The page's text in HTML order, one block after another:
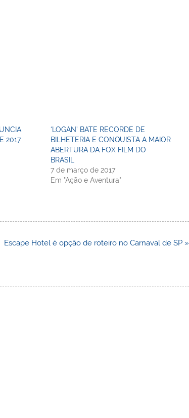
2017
‘LOGAN’ BATE RECORDE DE
BILHETERIA E CONQUISTA A MAIOR
ABERTURA DA FOX FILM DO
BRASIL
7 de março de 2017
Em "Ação e Aventura"
Escape Hotel é opção de roteiro no Carnaval de SP »